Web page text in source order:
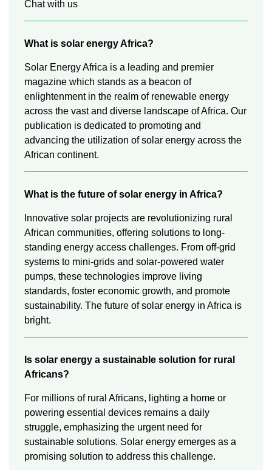
Chat with us
What is solar energy Africa?
Solar Energy Africa is a leading and premier
magazine which stands as a beacon of
enlightenment in the realm of renewable energy
across the vast and diverse landscape of Africa. Our
publication is dedicated to promoting and
advancing the utilization of solar energy across the
African continent.
What is the future of solar energy in Africa?
Innovative solar projects are revolutionizing rural
African communities, offering solutions to long-
standing energy access challenges. From off-grid
systems to mini-grids and solar-powered water
pumps, these technologies improve living
standards, foster economic growth, and promote
sustainability. The future of solar energy in Africa is
bright.
Is solar energy a sustainable solution for rural
Africans?
For millions of rural Africans, lighting a home or
powering essential devices remains a daily
struggle, emphasizing the urgent need for
sustainable solutions. Solar energy emerges as a
promising solution to address this challenge.